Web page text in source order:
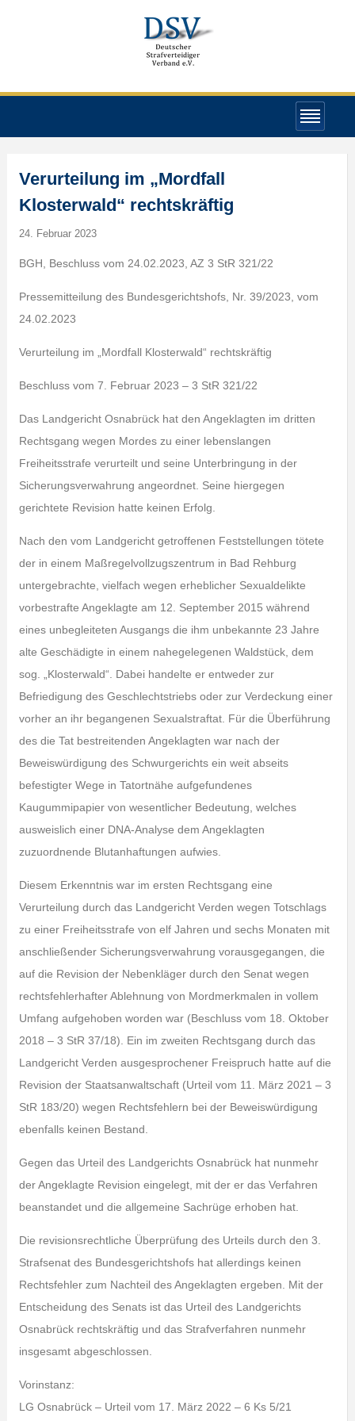
Verurteilung im „Mordfall
Klosterwald“ rechtskräftig
24. Februar 2023
BGH, Beschluss vom 24.02.2023, AZ 3 StR 321/22
Pressemitteilung des Bundesgerichtshofs, Nr. 39/2023, vom
24.02.2023
Verurteilung im „Mordfall Klosterwald“ rechtskräftig
Beschluss vom 7. Februar 2023 – 3 StR 321/22
Das Landgericht Osnabrück hat den Angeklagten im dritten
Rechtsgang wegen Mordes zu einer lebenslangen
Freiheitsstrafe verurteilt und seine Unterbringung in der
Sicherungsverwahrung angeordnet. Seine hiergegen
gerichtete Revision hatte keinen Erfolg.
Nach den vom Landgericht getroffenen Feststellungen tötete
der in einem Maßregelvollzugszentrum in Bad Rehburg
untergebrachte, vielfach wegen erheblicher Sexualdelikte
vorbestrafte Angeklagte am 12. September 2015 während
eines unbegleiteten Ausgangs die ihm unbekannte 23 Jahre
alte Geschädigte in einem nahegelegenen Waldstück, dem
sog. „Klosterwald“. Dabei handelte er entweder zur
Befriedigung des Geschlechtstriebs oder zur Verdeckung einer
vorher an ihr begangenen Sexualstraftat. Für die Überführung
des die Tat bestreitenden Angeklagten war nach der
Beweiswürdigung des Schwurgerichts ein weit abseits
befestigter Wege in Tatortnähe aufgefundenes
Kaugummipapier von wesentlicher Bedeutung, welches
ausweislich einer DNA-Analyse dem Angeklagten
zuzuordnende Blutanhaftungen aufwies.
Diesem Erkenntnis war im ersten Rechtsgang eine
Verurteilung durch das Landgericht Verden wegen Totschlags
zu einer Freiheitsstrafe von elf Jahren und sechs Monaten mit
anschließender Sicherungsverwahrung vorausgegangen, die
auf die Revision der Nebenkläger durch den Senat wegen
rechtsfehlerhafter Ablehnung von Mordmerkmalen in vollem
Umfang aufgehoben worden war (Beschluss vom 18. Oktober
2018 – 3 StR 37/18). Ein im zweiten Rechtsgang durch das
Landgericht Verden ausgesprochener Freispruch hatte auf die
Revision der Staatsanwaltschaft (Urteil vom 11. März 2021 – 3
StR 183/20) wegen Rechtsfehlern bei der Beweiswürdigung
ebenfalls keinen Bestand.
Gegen das Urteil des Landgerichts Osnabrück hat nunmehr
der Angeklagte Revision eingelegt, mit der er das Verfahren
beanstandet und die allgemeine Sachrüge erhoben hat.
Die revisionsrechtliche Überprüfung des Urteils durch den 3.
Strafsenat des Bundesgerichtshofs hat allerdings keinen
Rechtsfehler zum Nachteil des Angeklagten ergeben. Mit der
Entscheidung des Senats ist das Urteil des Landgerichts
Osnabrück rechtskräftig und das Strafverfahren nunmehr
insgesamt abgeschlossen.
Vorinstanz:
LG Osnabrück – Urteil vom 17. März 2022 – 6 Ks 5/21